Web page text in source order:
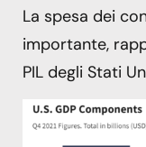
La spesa dei
importante,
PIL degli Stati